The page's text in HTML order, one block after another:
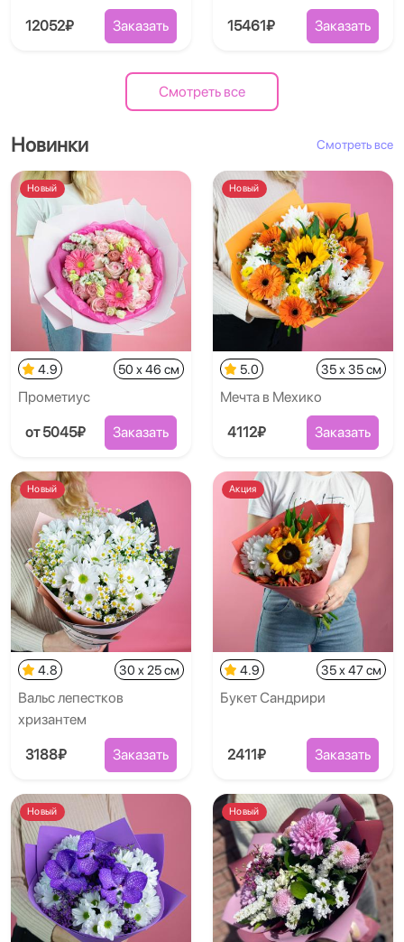
12052₽ Заказать 15461₽ Заказать
Смотреть все
Новинки Смотреть все
Новый
4.9 50 x 46 см
Прометиус
от 5045₽ Заказать
Новый
5.0 35 x 35 см
Мечта в Мехико
4112₽ Заказать
Новый
4.8 30 x 25 см
Вальс лепестков
хризантем
3188₽ Заказать
Акция
4.9 35 x 47 см
Букет Сандрири
2411₽ Заказать
Новый Новый